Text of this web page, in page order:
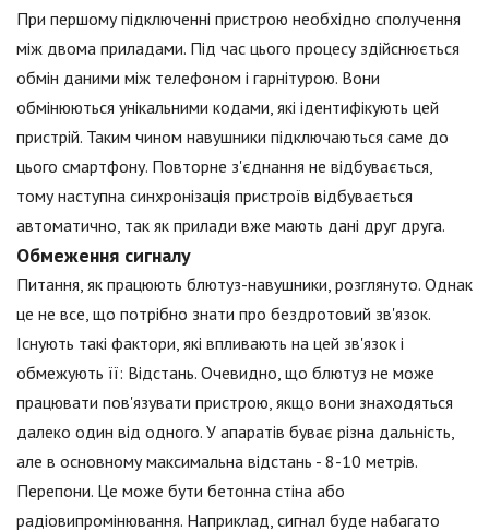
При першому підключенні пристрою необхідно сполучення
між двома приладами. Під час цього процесу здійснюється
обмін даними між телефоном і гарнітурою. Вони
обмінюються унікальними кодами, які ідентифікують цей
пристрій. Таким чином навушники підключаються саме до
цього смартфону. Повторне з'єднання не відбувається,
тому наступна синхронізація пристроїв відбувається
автоматично, так як прилади вже мають дані друг друга.
Обмеження сигналу
Питання, як працюють блютуз-навушники, розглянуто. Однак
це не все, що потрібно знати про бездротовий зв'язок.
Існують такі фактори, які впливають на цей зв'язок і
обмежують її: Відстань. Очевидно, що блютуз не може
працювати пов'язувати пристрою, якщо вони знаходяться
далеко один від одного. У апаратів буває різна дальність,
але в основному максимальна відстань - 8-10 метрів.
Перепони. Це може бути бетонна стіна або
радіовипромінювання. Наприклад, сигнал буде набагато